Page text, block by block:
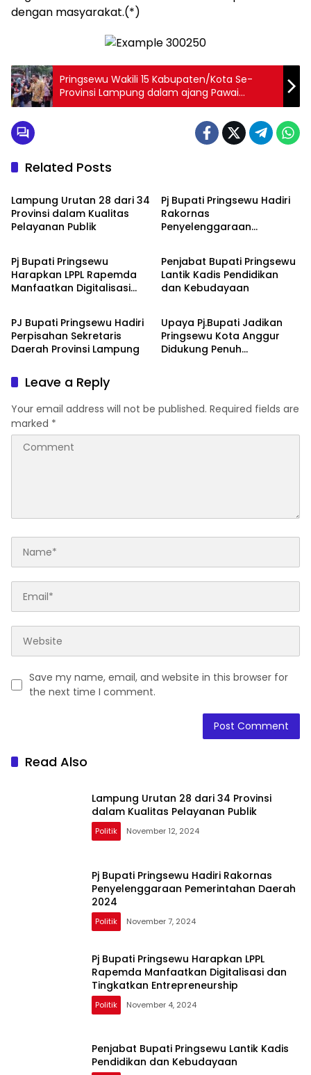
dengan masyarakat.(*)
Pringsewu Wakili 15 Kabupaten/Kota Se-
Provinsi Lampung dalam ajang Pawai
Kendaraan Hias di Solo
Related Posts
Politik
Lampung Urutan 28 dari 34
Provinsi dalam Kualitas
Pelayanan Publik
Pj Bupati Pringsewu Hadiri
Rakornas
Penyelenggaraan
Politik
Pj Bupati Pringsewu
Harapkan LPPL Rapemda
Manfaatkan Digitalisasi
Politik
Penjabat Bupati Pringsewu
Lantik Kadis Pendidikan
dan Kebudayaan
Politik
PJ Bupati Pringsewu Hadiri
Perpisahan Sekretaris
Daerah Provinsi Lampung
Politik
Upaya Pj.Bupati Jadikan
Pringsewu Kota Anggur
Didukung Penuh
Leave a Reply
Your email address will not be published. Required fields are
marked *
Save my name, email, and website in this browser for
the next time I comment.
Read Also
Lampung Urutan 28 dari 34 Provinsi
dalam Kualitas Pelayanan Publik
Politik November 12, 2024
Pj Bupati Pringsewu Hadiri Rakornas
Penyelenggaraan Pemerintahan Daerah
2024
Politik November 7, 2024
Pj Bupati Pringsewu Harapkan LPPL
Rapemda Manfaatkan Digitalisasi dan
Tingkatkan Entrepreneurship
Politik November 4, 2024
Penjabat Bupati Pringsewu Lantik Kadis
Pendidikan dan Kebudayaan